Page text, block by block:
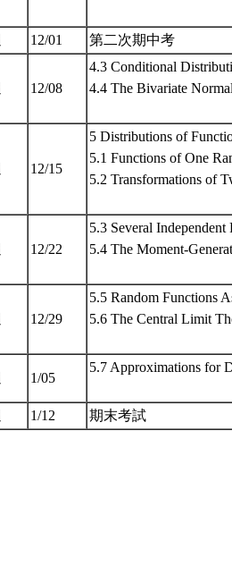
12/01 第二次期中考
12/08
4.3 Conditional
4.4 The Bivariate
12/15
5 Distributions of
5.1 Functions of One
5.2 Transformations of
12/22
5.3 Several Independent
5.4 The Moment-
12/29
5.5 Random Functions
5.6 The Central Limit
1/05
5.7 Approximations for
1/12 期末考試